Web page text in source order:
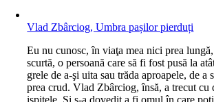
Vlad Zbârciog, Umbra pașilor pierduți
Eu nu cunosc, în viaţa mea nici prea
scurtă, o persoană care să fi fost pusă la
grele de a-şi uita sau trăda aproapele, de a
prea crud. Vlad Zbârciog, însă, a trecut cu
ispitele. Şi s-a dovedit a fi omul în care